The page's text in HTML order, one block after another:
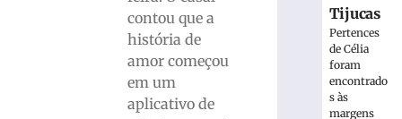
contou que a
história de
amor começou
em um
aplicativo de
após
beijar
menina
Tijucas
Pertences
de Célia
foram
encontrado
s às
margens